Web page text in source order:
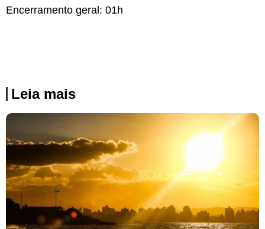
Encerramento geral: 01h
Leia mais